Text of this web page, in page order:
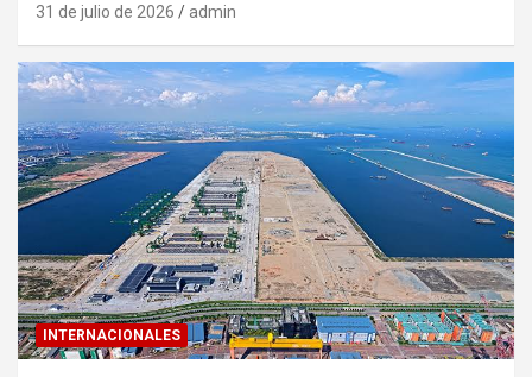
31 de julio de 2026 admin
INTERNACIONALES